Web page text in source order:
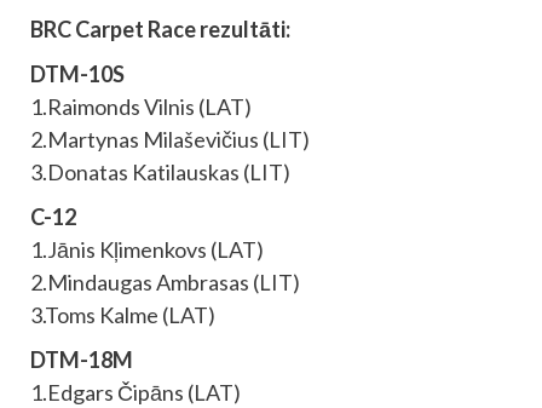
BRC Carpet Race rezultāti:
DTM-10S
1.Raimonds Vilnis (LAT)
2.Martynas Milaševičius (LIT)
3.Donatas Katilauskas (LIT)
C-12
1.Jānis Kļimenkovs (LAT)
2.Mindaugas Ambrasas (LIT)
3.Toms Kalme (LAT)
DTM-18M
1.Edgars Čipāns (LAT)